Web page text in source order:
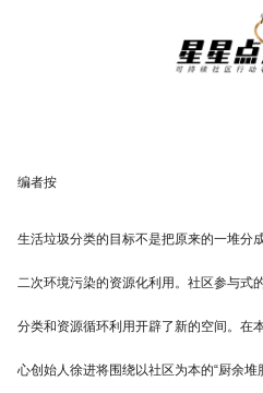
编者按
生活垃圾分类的目标不是把原来的一堆分
二次环境污染的资源化利用。社区参与式
分类和资源循环利用开辟了新的空间。在
心创始人徐进将围绕以社区为本的“厨余